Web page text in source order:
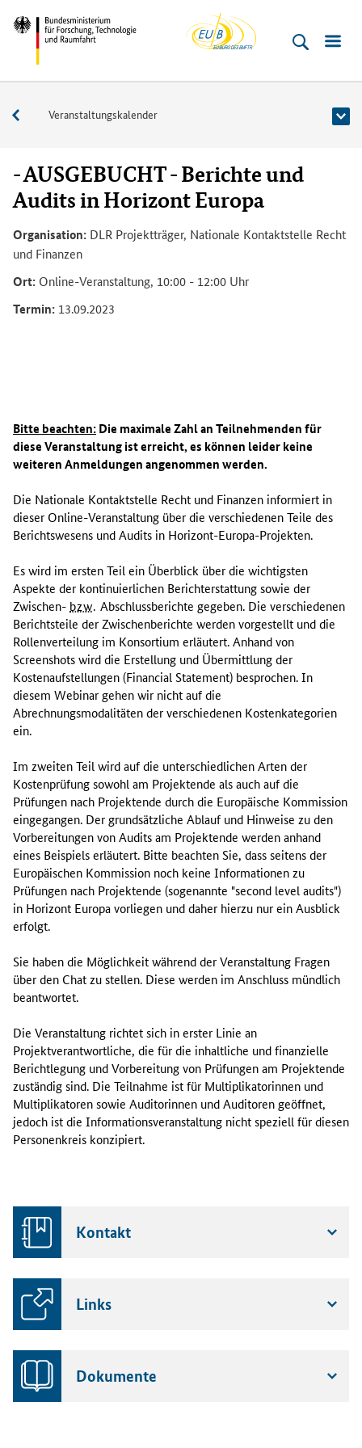
Direkt
zum
Inhalt
(Eingabetaste)
Direkt
zum
Hauptmenu
(Eingabetaste)
Direkt
zur
Suche
(Eingabetaste)
Direkt
zur
Seitenleiste
(Enter)
Direkt
zur
Fußleiste
(Enter)
Bundesministerium
Technologie
Raumfahrt
Buero
Veranstaltungen
Veranstaltungskalender
- AUSGEBUCHT - Berichte und
Audits in Horizont Europa
Organisation: DLR Projektträger, Nationale Kontaktstelle Recht
und Finanzen
Ort: Online-Veranstaltung, 10:00 - 12:00 Uhr
Termin: 13.09.2023
n
d
i
s
e
r
e
r
a
n
s
t
a
l
t
u
g
i
n
f
o
r
m
i
e
r
d
i
e
a
t
i
o
n
a
l
n
k
t
e
l
R
Bitte beachten:Die maximale Zahl an Teilnehmenden für
diese Veranstaltung ist erreicht, es können leider keine
weiteren Anmeldungen angenommen werden.
Die Nationale Kontaktstelle Recht und Finanzen informiert in
dieser Online-Veranstaltung über die verschiedenen Teile des
Berichtswesens und Audits in Horizont-Europa-Projekten.
Es wird im ersten Teil ein Überblick über die wichtigsten
Aspekte der kontinuierlichen Berichterstattung sowie der
Zwischen- bzw. Abschlussberichte gegeben. Die verschiedenen
Berichtsteile der Zwischenberichte werden vorgestellt und die
Rollenverteilung im Konsortium erläutert. Anhand von
Screenshotswird die Erstellung und Übermittlung der
Kostenaufstellungen (Financial Statement) besprochen. In
diesem Webinar gehen wir nicht auf die
Abrechnungsmodalitäten der verschiedenen Kostenkategorien
ein.
Im zweiten Teil wird auf die unterschiedlichen Arten der
Kostenprüfung sowohl am Projektende als auch auf die
Prüfungen nach Projektende durch die Europäische Kommission
eingegangen. Der grundsätzliche Ablauf und Hinweise zu den
Vorbereitungen von Audits am Projektende werden anhand
eines Beispiels erläutert. Bitte beachten Sie, dass seitens der
Europäischen Kommission noch keine Informationen zu
Prüfungen nach Projektende (sogenannte "second level audits")
in Horizont Europa vorliegen und daher hierzu nur ein Ausblick
erfolgt.
Sie haben die Möglichkeit während der Veranstaltung Fragen
über den Chatzu stellen. Diese werden im Anschluss mündlich
beantwortet.
Die Veranstaltung richtet sich in erster Linie an
Projektverantwortliche, die für die inhaltliche und finanzielle
Berichtlegung und Vorbereitung von Prüfungen am Projektende
zuständig sind. Die Teilnahme ist für Multiplikatorinnen und
Multiplikatoren sowie Auditorinnen und Auditoren geöffnet,
jedoch ist die Informationsveranstaltung nicht speziell für diesen
Personenkreis konzipiert.
Kontakt
Links
Dokumente